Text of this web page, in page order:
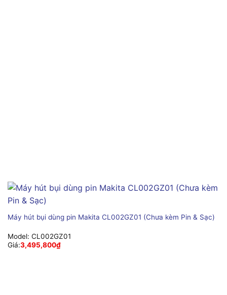
Máy hút bụi dùng pin Makita CL002GZ01 (Chưa kèm Pin & Sạc)
Model: CL002GZ01
Giá:3,495,800₫